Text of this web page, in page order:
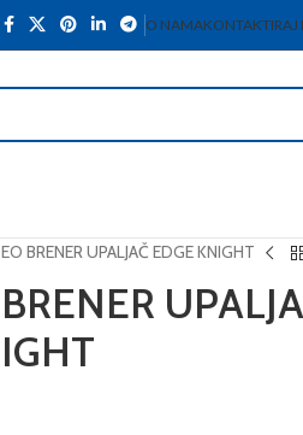
O NAMAKONTAKTIRAJ
BRENER UPALJAČ EDGE KNIGHT